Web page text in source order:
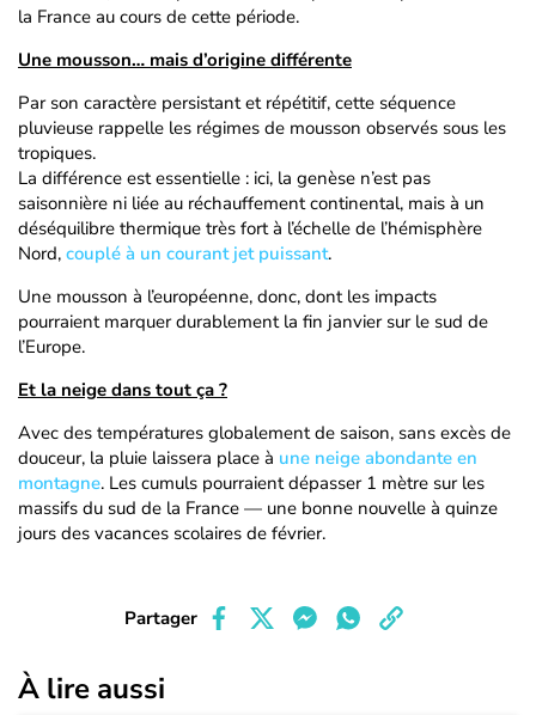
la France au cours de cette période.
Une mousson… mais d’origine différente
Par son caractère persistant et répétitif, cette séquence
pluvieuse rappelle les régimes de mousson observés sous les
tropiques.
La différence est essentielle : ici, la genèse n’est pas
saisonnière ni liée au réchauffement continental, mais à un
déséquilibre thermique très fort à l’échelle de l’hémisphère
Nord, couplé à un courant jet puissant.
Une mousson à l’européenne, donc, dont les impacts
pourraient marquer durablement la fin janvier sur le sud de
l’Europe.
Et la neige dans tout ça ?
Avec des températures globalement de saison, sans excès de
douceur, la pluie laissera place à une neige abondante en
montagne. Les cumuls pourraient dépasser 1 mètre sur les
massifs du sud de la France — une bonne nouvelle à quinze
jours des vacances scolaires de février.
Partager
À lire aussi